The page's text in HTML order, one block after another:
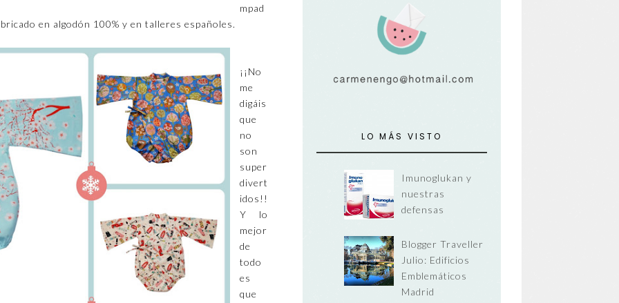
mpad
en algodón 100% y en talleres españoles.
¡¡No
me
digáis
que
no
son
super
divert
idos!!
Y lo
mejor
de
todo
es
que
LO MÁS VISTO
Imunoglukan y
nuestras
defensas
Blogger Traveller
Julio: Edificios
Emblemáticos
Madrid